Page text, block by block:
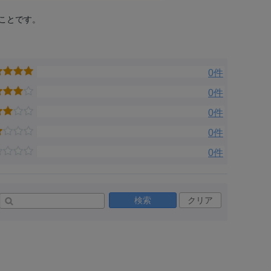
とです。
0件
0件
0件
0件
0件
検索 クリア